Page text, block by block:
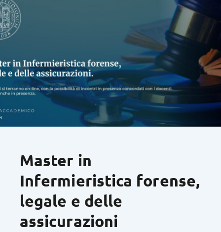
Master in
Infermieristica forense,
legale e delle
assicurazioni